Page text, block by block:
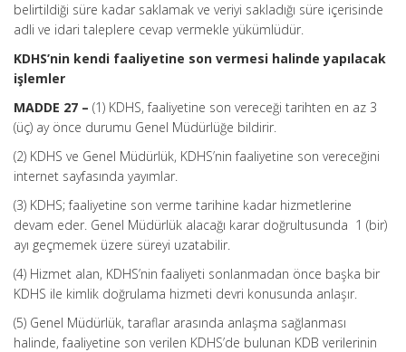
belirtildiği süre kadar saklamak ve veriyi sakladığı süre içerisinde
adli ve idari taleplere cevap vermekle yükümlüdür.
KDHS’nin kendi faaliyetine son vermesi halinde yapılacak
işlemler
MADDE 27 – (1) KDHS, faaliyetine son vereceği tarihten en az 3
(üç) ay önce durumu Genel Müdürlüğe bildirir.
(2) KDHS ve Genel Müdürlük, KDHS’nin faaliyetine son vereceğini
internet sayfasında yayımlar.
(3) KDHS; faaliyetine son verme tarihine kadar hizmetlerine
devam eder. Genel Müdürlük alacağı karar doğrultusunda 1 (bir)
ayı geçmemek üzere süreyi uzatabilir.
(4) Hizmet alan, KDHS’nin faaliyeti sonlanmadan önce başka bir
KDHS ile kimlik doğrulama hizmeti devri konusunda anlaşır.
(5) Genel Müdürlük, taraflar arasında anlaşma sağlanması
halinde, faaliyetine son verilen KDHS’de bulunan KDB verilerinin